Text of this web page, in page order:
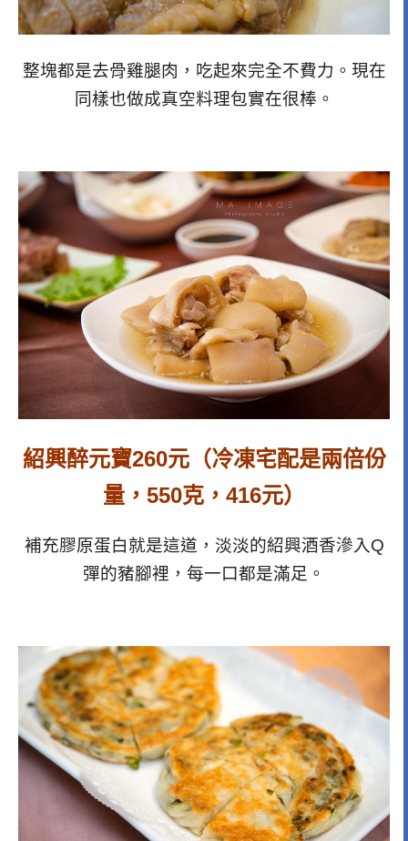
整塊都是去骨雞腿肉，吃起來完全不費力。現在
同樣也做成真空料理包實在很棒。
紹興醉元寶260元（冷凍宅配是兩倍份
量，550克，416元）
補充膠原蛋白就是這道，淡淡的紹興酒香滲入Q
彈的豬腳裡，每一口都是滿足。